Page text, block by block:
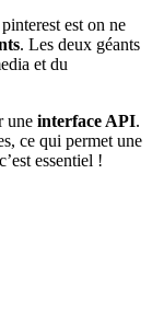
est on ne
. Les deux géants
et du
une interface API.
ce qui permet une
essentiel !